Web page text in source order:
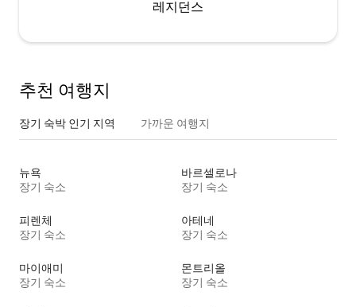
레지던스
추천 여행지
장기 숙박 인기 지역 가까운 여행지
뉴욕
장기 숙소
바르셀로나
장기 숙소
피렌체
장기 숙소
아테네
장기 숙소
마이애미
장기 숙소
몬트리올
장기 숙소